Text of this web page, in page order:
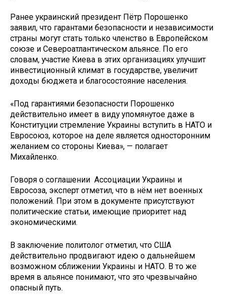
Ранее украинский президент Пётр Порошенко
заявил, что гарантами безопасности и независимости
страны могут стать только членство в Европейском
союзе и Североатлантическом альянсе. По его
словам, участие Киева в этих организациях улучшит
инвестиционный климат в государстве, увеличит
доходы бюджета и благосостояние населения.
«Под гарантиями безопасности Порошенко
действительно имеет в виду упомянутое даже в
Конституции стремление Украины вступить в НАТО и
Евросоюз, которое на деле является односторонним
желанием со стороны Киева», — полагает
Михайленко.
Говоря о соглашении Ассоциации Украины и
Евросоза, эксперт отметил, что в нём нет военных
положений. При этом в документе присутствуют
политические статьи, имеющие приоритет над
экономическими.
В заключение политолог отметил, что США
действительно продвигают идею о дальнейшем
возможном сближении Украины и НАТО. В то же
время в альянсе понимают, что это чрезвычайно
опасный путь.